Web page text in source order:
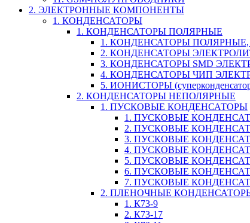
2. ЭЛЕКТРОННЫЕ КОМПОНЕНТЫ
1. КОНДЕНСАТОРЫ
1. КОНДЕНСАТОРЫ ПОЛЯРНЫЕ
1. КОНДЕНСАТОРЫ
2. КОНДЕНСАТОРЫ
3. КОНДЕНСАТОРЫ SMD
4. КОНДЕНСАТОРЫ ЧИП
5. ИОНИСТОРЫ
2. КОНДЕНСАТОРЫ НЕПОЛЯРНЫЕ
1. ПУСКОВЫЕ КОНДЕНСАТОРЫ
1. ПУСКОВЫЕ
2. ПУСКОВЫЕ
3. ПУСКОВЫЕ
4. ПУСКОВЫЕ
5. ПУСКОВЫЕ
6. ПУСКОВЫЕ
7. ПУСКОВЫЕ
2. ПЛЕНОЧНЫЕ
1. К73-9
2. К73-17